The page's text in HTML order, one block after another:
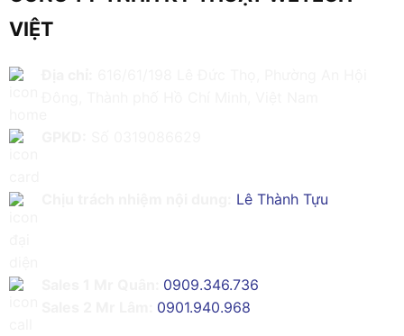
VIỆT
Lê Thành Tựu
0909.346.736
0901.940.968